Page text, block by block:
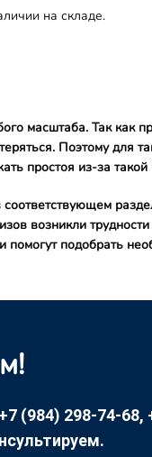
на складе.
масштаба. Так как
Поэтому для
простоя из-за такой
возникли
подобрать
(984) 298-74-68,